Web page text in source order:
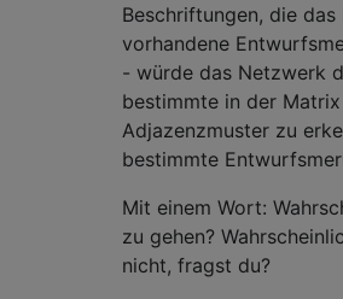
Beschriftungen, die das
vorhandene
- würde das Netzwerk
bestimmte in der
Adjazenzmuster zu
bestimmte
Mit einem Wort:
zu gehen?
nicht, fragst du?